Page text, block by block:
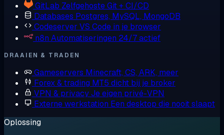
GitLab Zelfgehoste Git + CI/CD
Databases Postgres, MySQL, MongoDB
Codeserver VS Code in je browser
n8n Automatiseringen 24/7 actief
DRAAIEN & TRADEN
Gameservers Minecraft, CS, ARK, meer
Forex & trading MT5 dicht bij je broker
VPN & privacyJe eigen privé-VPN
Externe werkstation Een desktop die nooit slaapt
Oplossing